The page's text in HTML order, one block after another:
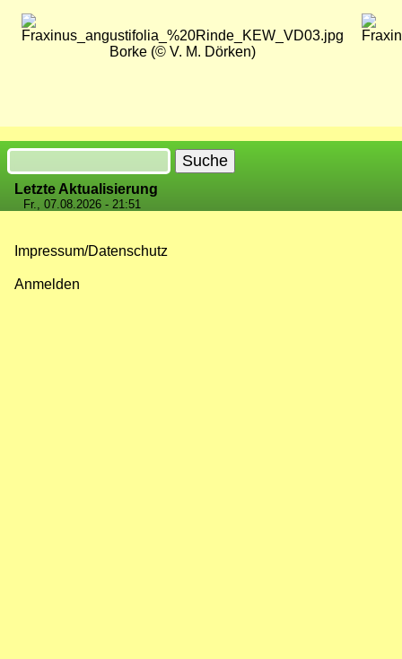
Bild
Borke (© V. M. Dörken)
Bild
Suche
Letzte Aktualisierung
Fr., 07.08.2026 - 21:51
Impressum/Datenschutz
Anmelden